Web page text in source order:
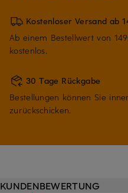
Kostenloser Versand ab
Ab einem Bestellwert von
kostenlos.
30 Tage Rückgabe
Bestellungen können Sie
zurückschicken.
KUNDENBEWERTUNG